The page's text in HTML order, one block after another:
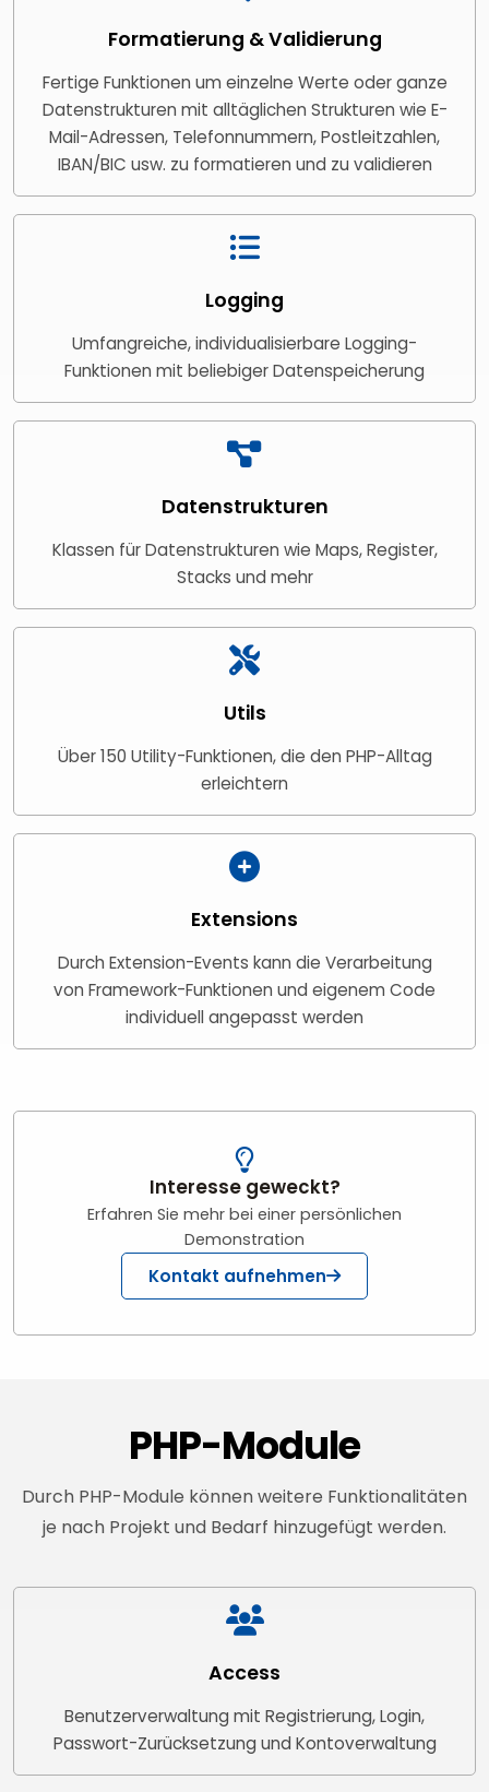
Formatierung & Validierung
Fertige Funktionen um einzelne Werte oder ganze
Datenstrukturen mit alltäglichen Strukturen wie E-
Mail-Adressen, Telefonnummern, Postleitzahlen,
IBAN/BIC usw. zu formatieren und zu validieren
Logging
Umfangreiche, individualisierbare Logging-
Funktionen mit beliebiger Datenspeicherung
Datenstrukturen
Klassen für Datenstrukturen wie Maps, Register,
Stacks und mehr
Utils
Über 150 Utility-Funktionen, die den PHP-Alltag
erleichtern
Extensions
Durch Extension-Events kann die Verarbeitung
von Framework-Funktionen und eigenem Code
individuell angepasst werden
Interesse geweckt?
Erfahren Sie mehr bei einer persönlichen
Demonstration
Kontakt aufnehmen
PHP-Module
Durch PHP-Module können weitere Funktionalitäten
je nach Projekt und Bedarf hinzugefügt werden.
Access
Benutzerverwaltung mit Registrierung, Login,
Passwort-Zurücksetzung und Kontoverwaltung